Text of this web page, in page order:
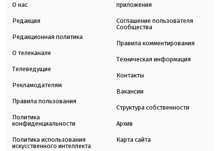
О нас
Редакция
Редакционная политика
О телеканале
Телеведущие
Рекламодателям
Правила пользования
Политика
конфиденциальности
Политика использования
искусственного интеллекта
приложения
Соглашение пользователя
Сообщества
Правила комментирования
Техническая информация
Контакты
Вакансии
Структура собственности
Архив
Карта сайта